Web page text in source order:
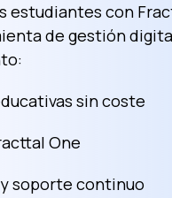
estudiantes con
de gestión
sin coste
One
soporte continuo